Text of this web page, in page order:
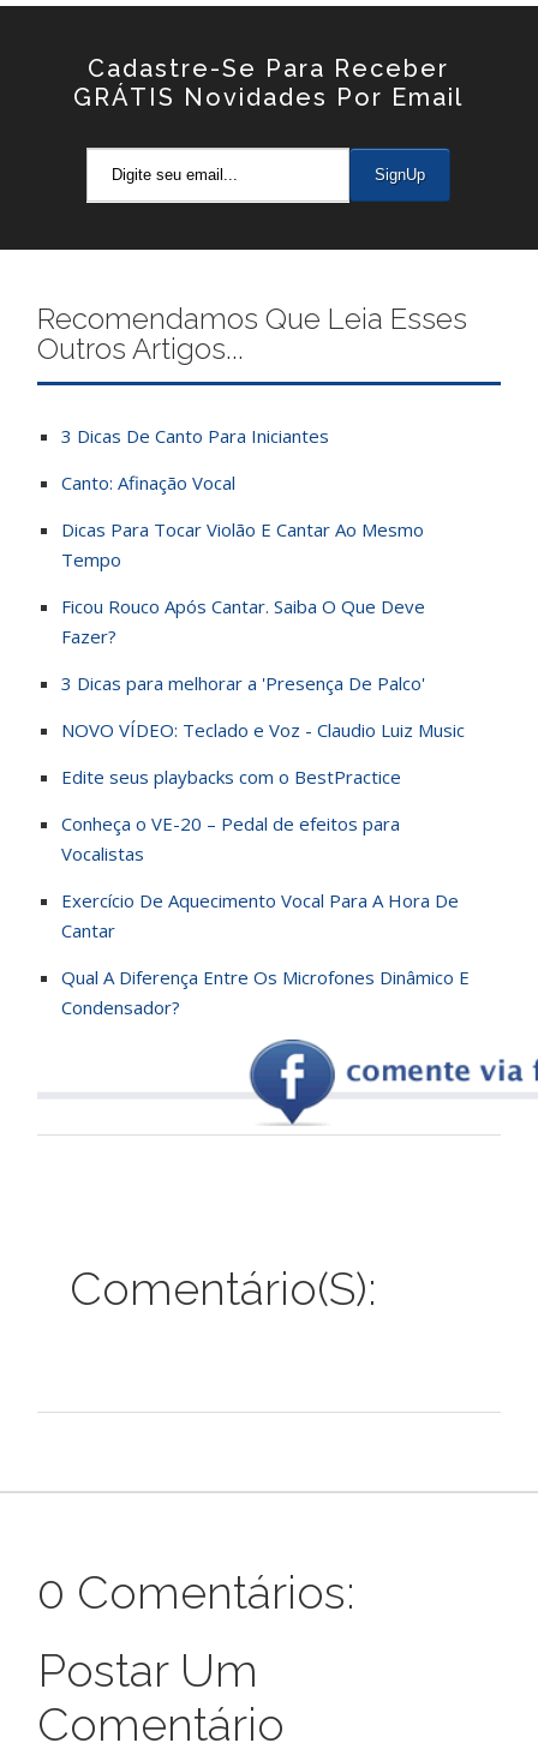
Cadastre-Se Para Receber
GRÁTIS Novidades Por Email
Recomendamos Que Leia Esses
Outros Artigos...
3 Dicas De Canto Para Iniciantes
Canto: Afinação Vocal
Dicas Para Tocar Violão E Cantar Ao Mesmo
Tempo
Ficou Rouco Após Cantar. Saiba O Que Deve
Fazer?
3 Dicas para melhorar a 'Presença De Palco'
NOVO VÍDEO: Teclado e Voz - Claudio Luiz Music
Edite seus playbacks com o BestPractice
Conheça o VE-20 – Pedal de efeitos para
Vocalistas
Exercício De Aquecimento Vocal Para A Hora De
Cantar
Qual A Diferença Entre Os Microfones Dinâmico E
Condensador?
Comentário(s):
0 Comentários:
Postar Um
Comentário